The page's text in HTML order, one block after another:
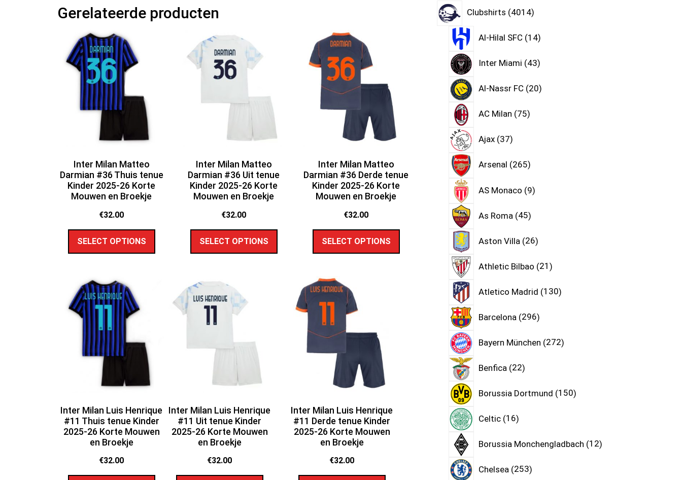
Gerelateerde producten
Inter Milan Matteo
Darmian #36 Thuis tenue
Kinder 2025-26 Korte
Mouwen en Broekje
€32.00
SELECT OPTIONS
Inter Milan Matteo
Darmian #36 Uit tenue
Kinder 2025-26 Korte
Mouwen en Broekje
€32.00
SELECT OPTIONS
Inter Milan Matteo
Darmian #36 Derde tenue
Kinder 2025-26 Korte
Mouwen en Broekje
€32.00
SELECT OPTIONS
Inter Milan Luis Henrique
#11 Thuis tenue Kinder
2025-26 Korte Mouwen
en Broekje
€32.00
Inter Milan Luis Henrique
#11 Uit tenue Kinder
2025-26 Korte Mouwen
en Broekje
€32.00
Inter Milan Luis Henrique
#11 Derde tenue Kinder
2025-26 Korte Mouwen
en Broekje
€32.00
Clubshirts 4014
Al-Hilal SFC 14
Inter Miami 43
Al-Nassr FC 20
AC Milan 75
Ajax 37
Arsenal 265
AS Monaco 9
As Roma 45
Aston Villa 26
Athletic Bilbao 21
Atletico Madrid 130
Barcelona 296
Bayern München 272
Benfica 22
Borussia Dortmund 150
Celtic 16
Borussia Monchengladbach 12
Chelsea 253